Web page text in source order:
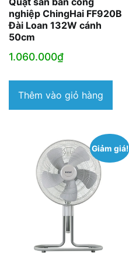
nghiệp ChingHai FF920B
Đài Loan 132W cánh
50cm
1.060.000₫
Thêm vào giỏ hàng
Giảm giá!